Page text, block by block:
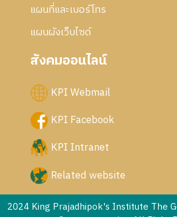
แผนที่และเบอร์โทร
แผนผังเว็บไซด์
สังคมออนไลน์
KPI Webmail
KPI Facebook
KPI Intranet
Related website
2024 King Prajadhipok's Institute The